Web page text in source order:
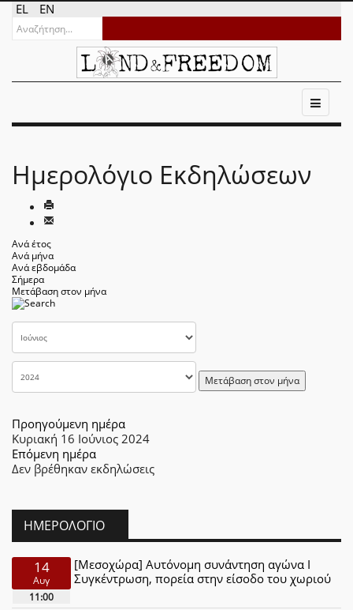
EL EN
Ημερολόγιο Εκδηλώσεων
Ανά έτος
Ανά μήνα
Ανά εβδομάδα
Σήμερα
Μετάβαση στον μήνα
Μετάβαση στον μήνα
Προηγούμενη ημέρα
Κυριακή 16 Ιούνιος 2024
Επόμενη ημέρα
Δεν βρέθηκαν εκδηλώσεις
ΗΜΕΡΟΛΌΓΙΟ
14
Αυγ
11:00
[Μεσοχώρα] Αυτόνομη συνάντηση αγώνα Ι
Συγκέντρωση, πορεία στην είσοδο του χωριού